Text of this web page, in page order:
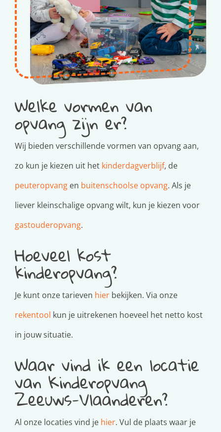
Welke vormen van
opvang zijn er?
Wij bieden verschillende vormen van opvang aan,
zo kun je kiezen uit het kinderdagverblijf, de
peuteropvang en buitenschoolse opvang. Als je
liever kleinschalige opvang wilt, kun je kiezen voor
gastouderopvang.
Hoeveel kost
kinderopvang?
Je kunt onze tarieven hier bekijken. Via onze
rekentool kun je uitrekenen hoeveel het netto kost
in jouw situatie.
Waar vind ik een locatie
van Kinderopvang
Zeeuws-Vlaanderen?
Al onze locaties vind je hier. Vul de plaats waar je